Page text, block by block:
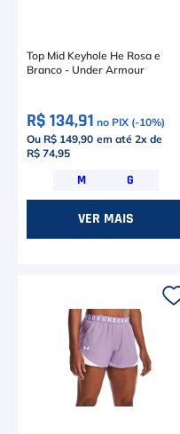
Top Mid Keyhole He Rosa e
Branco - Under Armour
R$ 134,91 no PIX (-10%)
Ou R$ 149,90 em até 2x de
R$ 74,95
M G
VER MAIS